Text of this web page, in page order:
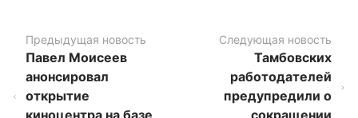
Предыдущая новость
Павел Моисеев
анонсировал
открытие
Следующая новость
Тамбовских
работодателей
предупредили о